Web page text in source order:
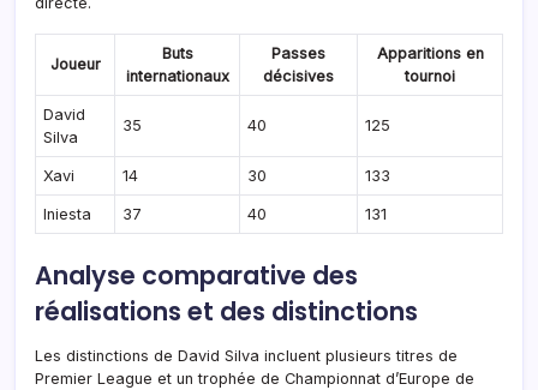
Joueur
Buts
internationaux
Passes
décisives
Apparitions en
tournoi
David
Silva
35 40 125
Xavi 14 30 133
Iniesta 37 40 131
Analyse comparative des
réalisations et des distinctions
Les distinctions de David Silva incluent plusieurs titres de
Premier League et un trophée de Championnat d’Europe de